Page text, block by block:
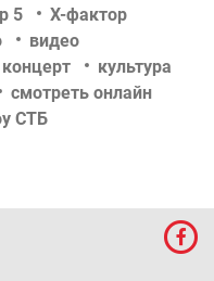
5
Х-фактор
видео
концерт
культура
смотреть онлайн
СТБ